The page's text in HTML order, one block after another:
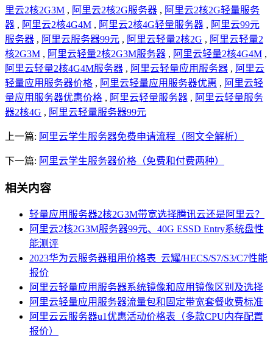
里云2核2G3M , 阿里云2核2G服务器 , 阿里云2核2G轻量服务
器 , 阿里云2核4G4M , 阿里云2核4G轻量服务器 , 阿里云99元
服务器 , 阿里云服务器99元 , 阿里云轻量2核2G , 阿里云轻量2
核2G3M , 阿里云轻量2核2G3M服务器 , 阿里云轻量2核4G4M ,
阿里云轻量2核4G4M服务器 , 阿里云轻量应用服务器 , 阿里云
轻量应用服务器价格 , 阿里云轻量应用服务器优惠 , 阿里云轻
量应用服务器优惠价格 , 阿里云轻量服务器 , 阿里云轻量服务
器2核4G , 阿里云轻量服务器99元
上一篇: 阿里云学生服务器免费申请流程（图文全解析）
下一篇: 阿里云学生服务器价格（免费和付费两种）
相关内容
轻量应用服务器2核2G3M带宽选择腾讯云还是阿里云？
阿里云2核2G3M服务器99元、40G ESSD Entry系统盘性
能测评
2023华为云服务器租用价格表_云耀/HECS/S7/S3/C7性能
报价
阿里云轻量应用服务器系统镜像和应用镜像区别及选择
阿里云轻量应用服务器流量包和固定带宽套餐收费标准
阿里云云服务器u1优惠活动价格表（多款CPU内存配置
报价）